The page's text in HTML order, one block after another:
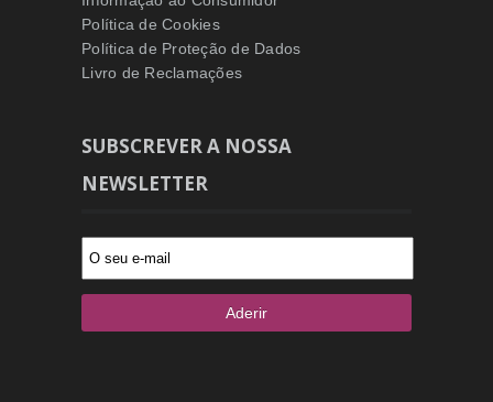
Política de Cookies
Política de Proteção de Dados
Livro de Reclamações
SUBSCREVER A NOSSA
NEWSLETTER